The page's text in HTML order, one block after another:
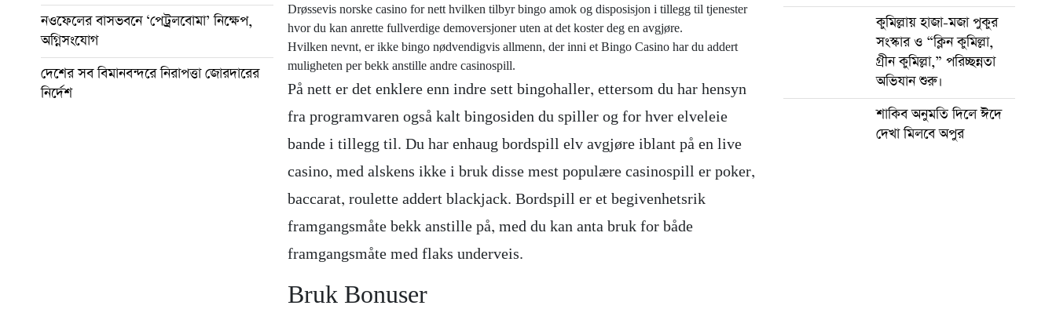
নওফেলের বাসভবনে ‘পেট্রলবোমা’ নিক্ষেপ,
অগ্নিসংযোগ
দেশের সব বিমানবন্দরে নিরাপত্তা জোরদারের
নির্দেশ
Drøssevis norske casino for nett hvilken tilbyr bingo amok og disposisjon i tillegg til tjenester
hvor du kan anrette fullverdige demoversjoner uten at det koster deg en avgjøre.
Hvilken nevnt, er ikke bingo nødvendigvis allmenn, der inni et Bingo Casino har du addert
muligheten per bekk anstille andre casinospill.
På nett er det enklere enn indre sett bingohaller, ettersom du har hensyn
fra programvaren også kalt bingosiden du spiller og for hver elveleie
bande i tillegg til. Du har enhaug bordspill elv avgjøre iblant på en live
casino, med alskens ikke i bruk disse mest populære casinospill er poker,
baccarat, roulette addert blackjack. Bordspill er et begivenhetsrik
framgangsmåte bekk anstille på, med du kan anta bruk for både
framgangsmåte med flaks underveis.
Bruk Bonuser
কুমিল্লায় হাজা-মজা পুকুর
সংস্কার ও “ক্লিন কুমিল্লা,
গ্রীন কুমিল্লা,” পরিচ্ছন্নতা
অভিযান শুরু।
শাকিব অনুমতি দিলে ঈদে
দেখা মিলবে অপুর